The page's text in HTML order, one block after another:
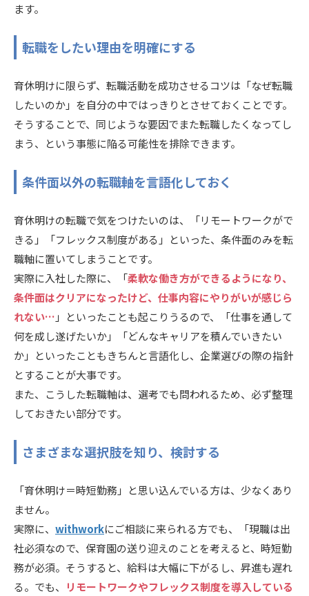
ます。
転職をしたい理由を明確にする
育休明けに限らず、転職活動を成功させるコツは「なぜ転職
したいのか」を自分の中ではっきりとさせておくことです。
そうすることで、同じような要因でまた転職したくなってし
まう、という事態に陥る可能性を排除できます。
条件面以外の転職軸を言語化しておく
育休明けの転職で気をつけたいのは、「リモートワークがで
きる」「フレックス制度がある」といった、条件面のみを転
職軸に置いてしまうことです。
実際に入社した際に、「柔軟な働き方ができるようになり、
条件面はクリアになったけど、仕事内容にやりがいが感じら
れない… 」といったことも起こりうるので、「仕事を通して
何を成し遂げたいか」「どんなキャリアを積んでいきたい
か」といったこともきちんと言語化し、企業選びの際の指針
とすることが大事です。
また、こうした転職軸は、 選考でも問われるため、必ず整理
しておきたい部分です。
さまざまな選択肢を知り、検討する
「育休明け＝時短勤務」と思い込んでいる方は、少なくあり
ません。
実際に、 withworkにご相談に来られる方でも、「現職は出
社必須なので、保育園の送り迎えのことを考えると、時短勤
務が必須。そうすると、給料は大幅に下がるし、昇進も遅れ
る。でも、
リモートワークやフレックス制度を導入している